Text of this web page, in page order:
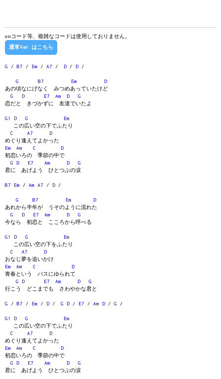
onコード等、複雑なコードは使用しておりません。
通常Ver.はこちら
G / B7 / Em / A7 / D / D /
G B7 Em
D
あの頃なにげなく みつめあっていたけど
G
D E7 Am D
G
恋だと きづかずに 友達でいたよ
G ! D G
Em
この広い空の下でふたり
C
A7
D
めぐり逢えてよかった
Em
Am C
D
初恋いろの 季節の中で
G
D E7 Am D
G
君に あげよう ひとつぶの涙
B7 Em / Am A7 / D /
G B7 Em
D
あれから半年が うそのように流れた
G
D E7 Am D
G
今なら 初恋と こころから呼べる
G ! D G
Em
この広い空の下をふたり
C
A7
D
おなじ夢を追いかけ
Em
Am C
D
青春という バスにゆられて
G
D E7 Am D
G
行こう どこまでも さわやかな君と
G / B7 / Em / D / G D / E7 / Am D / G /
G ! D G
Em
この広い空の下でふたり
C
A7
D
めぐり逢えてよかった
Em
Am C
D
初恋いろの 季節の中で
G
D E7 Am D
G
君に あげよう ひとつぶの涙